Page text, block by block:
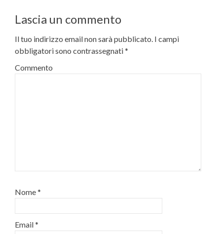
Lascia un commento
Il tuo indirizzo email non sarà pubblicato. I campi
obbligatori sono contrassegnati*
Commento
Nome*
Email*